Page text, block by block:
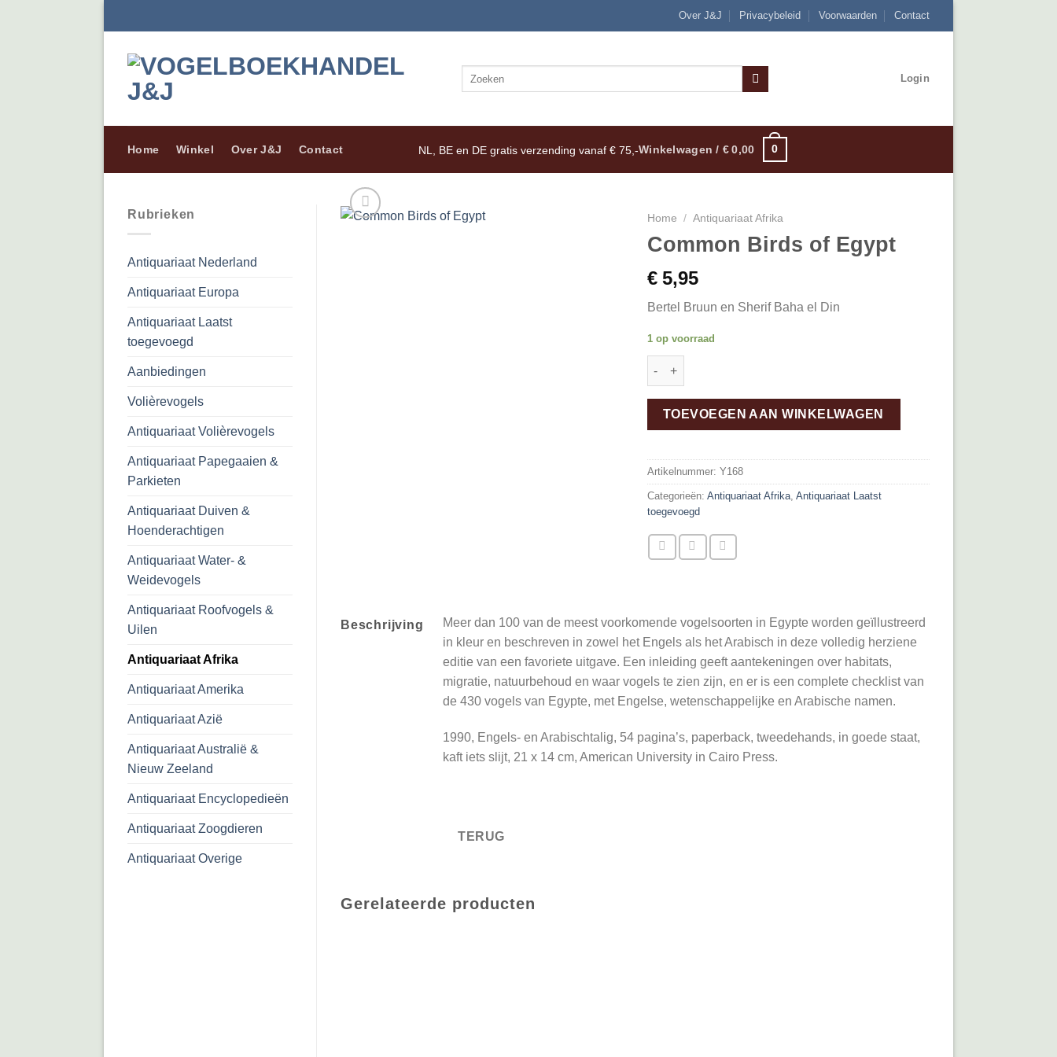
naar
Over J&J Privacybeleid Voorwaarden Contact
Zoeken
Login
Home Winkel Over J&J Contact NL, BE en DE gratis verzending vanaf € 75,-Winkelwagen /€ 0,00 0
Rubrieken
Antiquariaat Nederland
Antiquariaat Europa
Antiquariaat Laatst
toegevoegd
Aanbiedingen
Volièrevogels
Antiquariaat Volièrevogels
Antiquariaat Papegaaien &
Parkieten
Antiquariaat Duiven &
Hoenderachtigen
Antiquariaat Water- &
Weidevogels
Antiquariaat Roofvogels &
Uilen
Antiquariaat Afrika
Antiquariaat Amerika
Antiquariaat Azië
Antiquariaat Australië &
Nieuw Zeeland
Antiquariaat Encyclopedieën
Antiquariaat Zoogdieren
Antiquariaat Overige
Home / Antiquariaat Afrika
Common Birds of Egypt
€ 5,95
Bertel Bruun en Sherif Baha el Din
1 op voorraad
Common Birds of Egypt aantal
TOEVOEGEN AAN WINKELWAGEN
Artikelnummer: Y168
Categorieën: Antiquariaat Afrika, Antiquariaat Laatst
toegevoegd
Beschrijving
Meer dan 100 van de meest voorkomende vogelsoorten in Egypte worden geïllustreerd
in kleur en beschreven in zowel het Engels als het Arabisch in deze volledig herziene
editie van een favoriete uitgave. Een inleiding geeft aantekeningen over habitats,
migratie, natuurbehoud en waar vogels te zien zijn, en er is een complete checklist van
de 430 vogels van Egypte, met Engelse, wetenschappelijke en Arabische namen.
1990, Engels- en Arabischtalig, 54 pagina’s, paperback, tweedehands, in goede staat,
kaft iets slijt, 21 x 14 cm, American University in Cairo Press.
Gerelateerde producten